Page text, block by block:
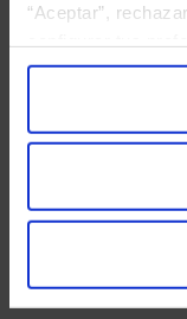
“Aceptar”,
“Configuración”.
para
He leído
tratamiento de